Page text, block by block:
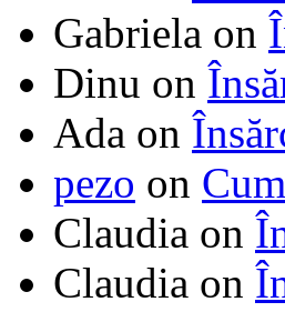
Gabriela on
Dinu on
Ada on
pezo on
Claudia on
Claudia on